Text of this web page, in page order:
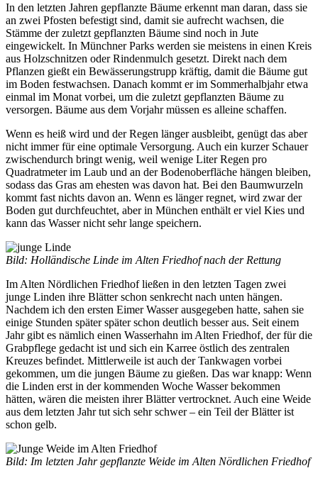
In den letzten Jahren gepflanzte Bäume erkennt man daran, dass sie
an zwei Pfosten befestigt sind, damit sie aufrecht wachsen, die
Stämme der zuletzt gepflanzten Bäume sind noch in Jute
eingewickelt. In Münchner Parks werden sie meistens in einen Kreis
aus Holzschnitzen oder Rindenmulch gesetzt. Direkt nach dem
Pflanzen gießt ein Bewässerungstrupp kräftig, damit die Bäume gut
im Boden festwachsen. Danach kommt er im Sommerhalbjahr etwa
einmal im Monat vorbei, um die zuletzt gepflanzten Bäume zu
versorgen. Bäume aus dem Vorjahr müssen es alleine schaffen.
Wenn es heiß wird und der Regen länger ausbleibt, genügt das aber
nicht immer für eine optimale Versorgung. Auch ein kurzer Schauer
zwischendurch bringt wenig, weil wenige Liter Regen pro
Quadratmeter im Laub und an der Bodenoberfläche hängen bleiben,
sodass das Gras am ehesten was davon hat. Bei den Baumwurzeln
kommt fast nichts davon an. Wenn es länger regnet, wird zwar der
Boden gut durchfeuchtet, aber in München enthält er viel Kies und
kann das Wasser nicht sehr lange speichern.
Bild: Holländische Linde im Alten Friedhof nach der Rettung
Im Alten Nördlichen Friedhof ließen in den letzten Tagen zwei
junge Linden ihre Blätter schon senkrecht nach unten hängen.
Nachdem ich den ersten Eimer Wasser ausgegeben hatte, sahen sie
einige Stunden später später schon deutlich besser aus. Seit einem
Jahr gibt es nämlich einen Wasserhahn im Alten Friedhof, der für die
Grabpflege gedacht ist und sich ein Karree östlich des zentralen
Kreuzes befindet. Mittlerweile ist auch der Tankwagen vorbei
gekommen, um die jungen Bäume zu gießen. Das war knapp: Wenn
die Linden erst in der kommenden Woche Wasser bekommen
hätten, wären die meisten ihrer Blätter vertrocknet. Auch eine Weide
aus dem letzten Jahr tut sich sehr schwer – ein Teil der Blätter ist
schon gelb.
Bild: Im letzten Jahr gepflanzte Weide im Alten Nördlichen Friedhof